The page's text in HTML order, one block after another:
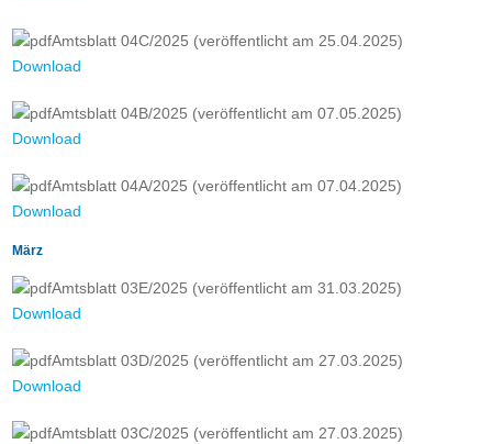
Amtsblatt 04C/2025 (veröffentlicht am 25.04.2025)
Download
Amtsblatt 04B/2025 (veröffentlicht am 07.05.2025)
Download
Amtsblatt 04A/2025 (veröffentlicht am 07.04.2025)
Download
März
Amtsblatt 03E/2025 (veröffentlicht am 31.03.2025)
Download
Amtsblatt 03D/2025 (veröffentlicht am 27.03.2025)
Download
Amtsblatt 03C/2025 (veröffentlicht am 27.03.2025)